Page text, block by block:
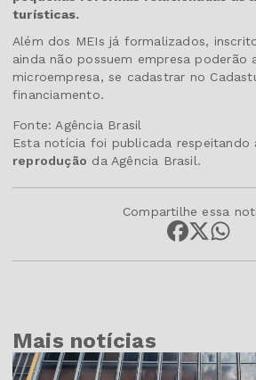
turísticas.
Além dos MEIs já formalizados,
ainda não possuem empresa poderão
microempresa, se cadastrar no
financiamento.
Fonte: Agência Brasil
Esta notícia foi publicada respeitando
reprodução da Agência Brasil.
Compartilhe essa
Mais notícias